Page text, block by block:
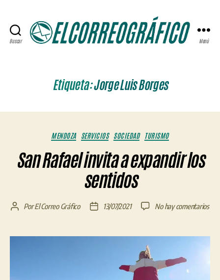
Buscar Menú
Etiqueta:Jorge Luis Borges
Categorías
MENDOZA SERVICIOS SOCIEDAD TURISMO
San Rafael invita a expandir los
sentidos
Autor
entrada
PorEl Correo Gráfico
Fecha
entrada
13/07/2021 No hay comentariosen